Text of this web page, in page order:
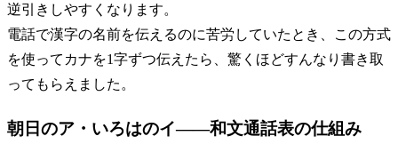
逆引きしやすくなります。
電話で漢字の名前を伝えるのに苦労していたとき、この方式
を使ってカナを1字ずつ伝えたら、驚くほどすんなり書き取
ってもらえました。
朝日のア・いろはのイ――和文通話表の仕組み